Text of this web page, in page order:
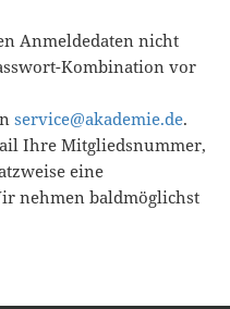
Anmeldedaten nicht
Kombination vor
service@akademie.de.
Ihre Mitgliedsnummer,
eine
nehmen baldmöglichst